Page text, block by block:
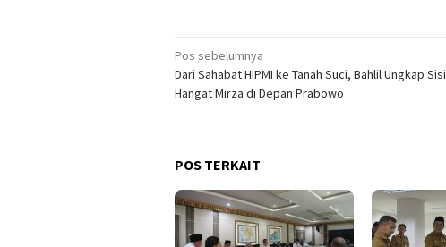
Navigasi
pos
Pos sebelumnya
Dari Sahabat HIPMI ke Tanah Suci, Bahlil Ungkap Sisi
Hangat Mirza di Depan Prabowo
POS TERKAIT